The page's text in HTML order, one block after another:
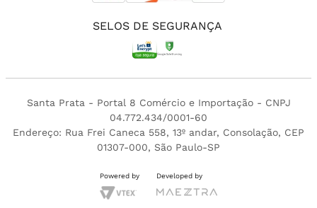
SELOS DE SEGURANÇA
Santa Prata - Portal 8 Comércio e Importação - CNPJ
04.772.434/0001-60
Endereço: Rua Frei Caneca 558, 13º andar, Consolação, CEP
01307-000, São Paulo-SP
Powered by Developed by